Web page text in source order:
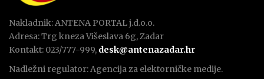
Nakladnik: ANTENA PORTAL j.d.o.o.
Adresa: Trg kneza Višeslava 6g, Zadar
Kontakt: 023/777-999, desk@antenazadar.hr
Nadležni regulator: Agencija za elektorničke medije.